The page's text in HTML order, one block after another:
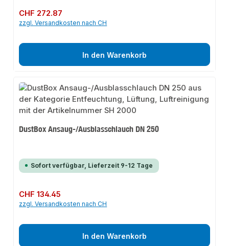
Regulärer Preis:
CHF 272.87
zzgl. Versandkosten nach CH
In den Warenkorb
DustBox Ansaug-/Ausblasschlauch DN 250
Sofort verfügbar, Lieferzeit 9-12 Tage
Regulärer Preis:
CHF 134.45
zzgl. Versandkosten nach CH
In den Warenkorb